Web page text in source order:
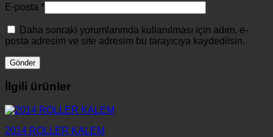
E-posta *
Daha sonraki yorumlarımda kullanılması için adım, e-
posta adresim ve site adresim bu tarayıcıya kaydedilsin.
İlgili ürünler
2014 ROLLER KALEM